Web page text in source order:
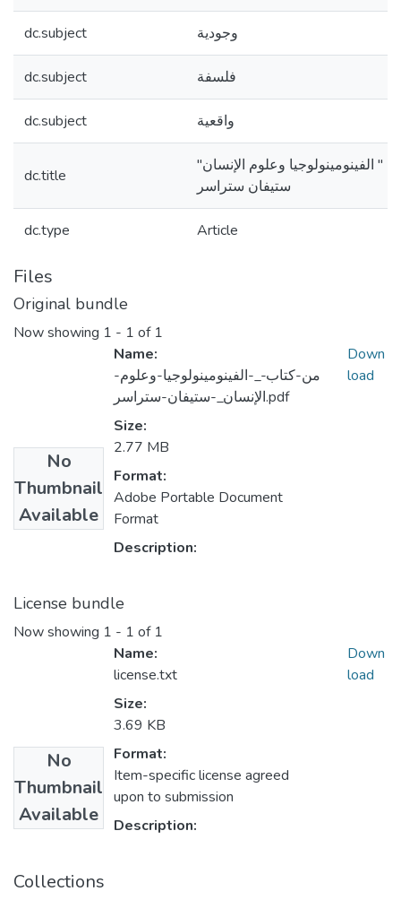
dc.subject وجودية
dc.subject فلسفة
dc.subject واقعية
dc.title
" الفينومينولوجيا وعلوم الإنسان"
ستيفان ستراسر
dc.type Article
Files
Original bundle
Now showing 1 - 1 of 1
No
Thumbnail
Available
Name:
من-كتاب-_-الفينومينولوجيا-وعلوم-
الإنسان_-ستيفان-ستراسر.pdf
Size:
2.77 MB
Format:
Adobe Portable Document
Format
Description:
Down
load
License bundle
Now showing 1 - 1 of 1
No
Thumbnail
Available
Name:
license.txt
Size:
3.69 KB
Format:
Item-specific license agreed
upon to submission
Description:
Down
load
Collections